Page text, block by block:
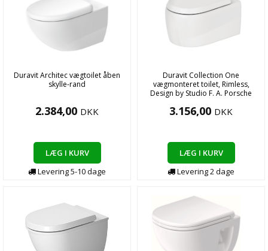
Duravit Architec vægtoilet åben
skylle-rand
2.384,00 DKK
LÆG I KURV
Levering5-10dage
Duravit Collection One
vægmonteret toilet, Rimless,
Design by Studio F. A. Porsche
3.156,00 DKK
LÆG I KURV
Levering2dage